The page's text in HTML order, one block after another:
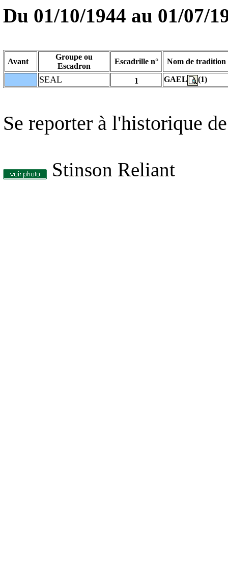
Du 01/10/1944 au 01/07/
Avant
Groupe ou
Escadron
Escadrille n° Nom de tradition
SEAL 1 GAEL (1)
Se reporter à l'historique
Stinson Reliant